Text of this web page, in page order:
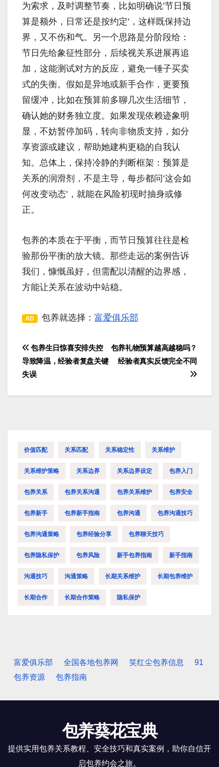
为索求，及时调整节奏，比如明确说’节日预
算是额外，日常还是按约定’，这样既保持边
界，又不伤和气。另一个思路是分阶段给：
节日先给象征性部分，后续视关系进展再追
加，这能测试对方的反应，避免一锤子买卖
式的失衡。假如是异地或新手合作，更要预
留缓冲，比如在预算前多聊几次生活细节，
确认她的财务独立度。如果发现依赖迹象明
显，不妨暂停加码，转向非物质支持，如分
享资源或建议，帮助她建构更稳的自我认
知。总体上，保持冷静的判断框架：预算是
关系的润滑剂，不是主导，每步都问’这会如
何改变动态’，就能在风险初现时抽身或修
正。
包养的本质在于平衡，而节日预算往往是检
验那份平衡的放大镜。那些走远的案例告诉
我们，慷慨虽好，但需配以清醒的边界感，
方能让关系在波动中站稳。
AD 包养就选择： 富爱俱乐部
文
章
航
包养礼物预算越高越稳吗？
经验者真实反馈完全不同
包养生日惊喜安排失控
导致降温，经验者复盘关键
失误
价值匹配 关系匹配 关系稳定性 关系维护
关系维护策略 关系边界 关系边界设定 包养入门
包养关系 包养关系沟通 包养关系维护 包养安全
包养新手 包养新手指南 包养沟通 包养沟通技巧
包养沟通策略 包养经验分享 包养聊天技巧
包养隐私保护 包养风险 新手包养指南 新手指南
沟通技巧 沟通策略 长期关系维护 长期包养维护
长期合作 长期合作策略 隐私保护
富爱俱乐部 全国各地包养网 笑红尘包养信息
91
包养资源
包养指南
包养葵花宝典
提供实用包养关系教程、安全技巧和真实案例，助你自信开
启包养约会之旅。